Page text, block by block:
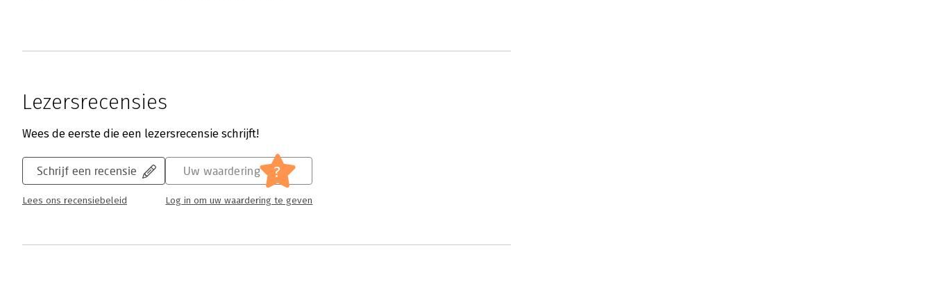
Lezersrecensies
Wees de eerste die een lezersrecensie schrijft!
Schrijf een recensie
Lees ons recensiebeleid
Uw waardering ?
Log in om uw waardering te geven